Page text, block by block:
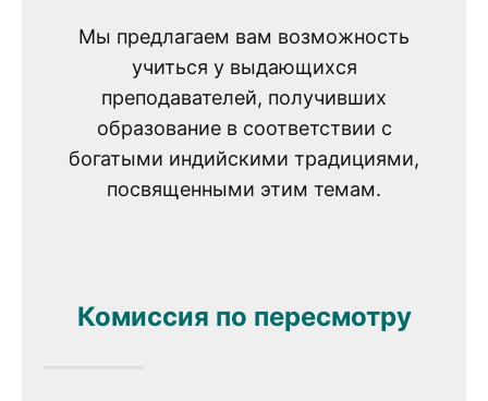
Мы предлагаем вам возможность
учиться у выдающихся
преподавателей, получивших
образование в соответствии с
богатыми индийскими традициями,
посвященными этим темам.
Комиссия по пересмотру